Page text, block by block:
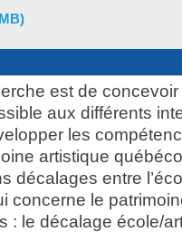
est de
aux différents
les
artistique
décalages entre
concerne le
: le décalage école/